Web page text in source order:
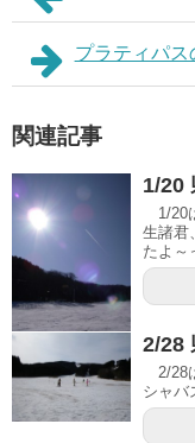
プラティパス
関連記事
1/20
1/20
生諸君
たよ～
2/28
2/28
シャバ